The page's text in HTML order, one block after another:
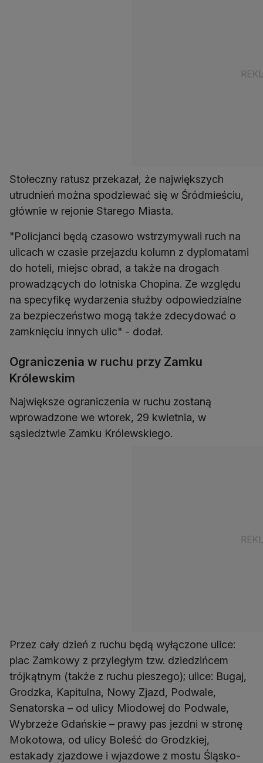
Stołeczny ratusz przekazał, że największych
utrudnień można spodziewać się w Śródmieściu,
głównie w rejonie Starego Miasta.
"Policjanci będą czasowo wstrzymywali ruch na
ulicach w czasie przejazdu kolumn z dyplomatami
do hoteli, miejsc obrad, a także na drogach
prowadzących do lotniska Chopina. Ze względu
na specyfikę wydarzenia służby odpowiedzialne
za bezpieczeństwo mogą także zdecydować o
zamknięciu innych ulic" - dodał.
Ograniczenia w ruchu przy Zamku
Królewskim
Największe ograniczenia w ruchu zostaną
wprowadzone we wtorek, 29 kwietnia, w
sąsiedztwie Zamku Królewskiego.
Przez cały dzień z ruchu będą wyłączone ulice:
plac Zamkowy z przyległym tzw. dziedzińcem
trójkątnym (także z ruchu pieszego); ulice: Bugaj,
Grodzka, Kapitulna, Nowy Zjazd, Podwale,
Senatorska – od ulicy Miodowej do Podwale,
Wybrzeże Gdańskie – prawy pas jezdni w stronę
Mokotowa, od ulicy Boleść do Grodzkiej,
estakady zjazdowe i wjazdowe z mostu Śląsko-